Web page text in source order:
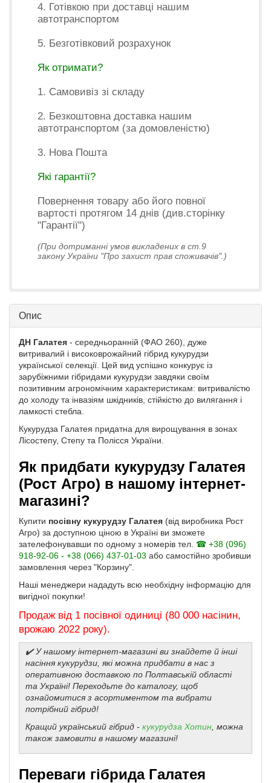
4. Готівкою при доставці нашим
автотранспортом
5. Безготівковий розрахунок
Як отримати?
1. Самовивіз зі складу
2. Безкоштовна доставка нашим
автотранспортом (за домовленістю)
3. Нова Пошта
Які гарантії?
Повернення товару або його повної
вартості протягом 14 днів (див.сторінку
"Гарантії")
(При дотриманні умов викладених в ст.9
закону України "Про захист прав споживачів".)
Опис
ДН Галатея - середньоранній (ФАО 260), дуже
витривалий і високоврожайний гібрид кукурудзи
української селекції. Цей вид успішно конкурує із
зарубіжними гібридами кукурудзи завдяки своїм
позитивним агрономічним характеристикам: витривалістю
до холоду та інвазіям шкідників, стійкістю до вилягання і
ламкості стебла.
Кукурудза Галатея придатна для вирощування в зонах
Лісостепу, Степу та Полісся України.
Як придбати кукурудзу Галатея
(Рост Агро) в нашому інтернет-
магазині?
Купити посівну кукурудзу Галатея (від виробника Рост
Агро) за доступною ціною в Україні ви зможете
зателефонувавши по одному з номерів тел. ☎ +38 (096)
918-92-06 - +38 (066) 437-01-03 або самостійно зробивши
замовлення через "Корзину".
Наші менеджери нададуть всю необхідну інформацію для
вигідної покупки!
Продаж від 1 посівної одиниці (80 000 насінин,
врожаю 2022 року).
✔️ У нашому інтернет-магазині ви знайдете й інші
насіння кукурудзи, які можна придбати в нас з
оперативною доставкою по Полтавській області
та Україні! Переходьте до каталогу, щоб
ознайомитися з асортиментом та вибрати
потрібний гібрид!
Кращий український гібрид - кукурудза Хотин , можна
також замовити в нашому магазині!
Переваги гібрида Галатея